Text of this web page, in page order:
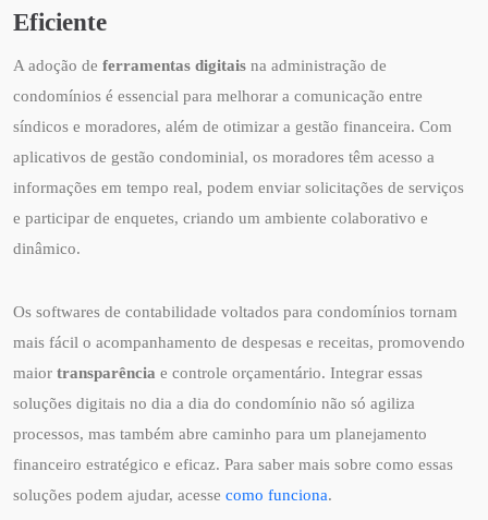
Eficiente
A adoção de ferramentas digitais na administração de
condomínios é essencial para melhorar a comunicação entre
síndicos e moradores, além de otimizar a gestão financeira. Com
aplicativos de gestão condominial, os moradores têm acesso a
informações em tempo real, podem enviar solicitações de serviços
e participar de enquetes, criando um ambiente colaborativo e
dinâmico.
Os softwares de contabilidade voltados para condomínios tornam
mais fácil o acompanhamento de despesas e receitas, promovendo
maior transparência e controle orçamentário. Integrar essas
soluções digitais no dia a dia do condomínio não só agiliza
processos, mas também abre caminho para um planejamento
financeiro estratégico e eficaz. Para saber mais sobre como essas
soluções podem ajudar, acesse como funciona.